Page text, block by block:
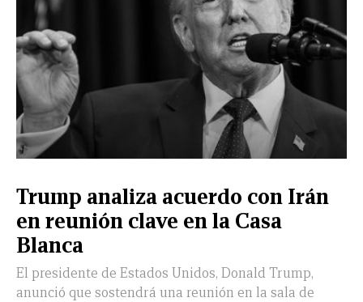
CERRAR
X
NUEVO
LEÓN
TAMAULIPAS
COAHUILA
NACIONAL
INTERNACIONAL
FINANZAS
OPINIÓN
DEPORTES
ESPECTÁCULOS
TENDENCIA
ESTILO
DE
VIDA
PODCAST
CONTACTO
NEWSLETTER
HEMEROTECA
SUPLEMENTOS
Trump analiza acuerdo con Irán
en reunión clave en la Casa
Blanca
El presidente de Estados Unidos, Donald Trump,
anunció que sostendrá una reunión en la sala de